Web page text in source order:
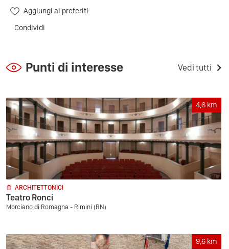
Aggiungi ai preferiti
Condividi
Punti di interesse Vedi tutti
4,6 km
ARCHITETTONICI
Teatro Ronci
Morciano di Romagna - Rimini (RN)
9,6 km